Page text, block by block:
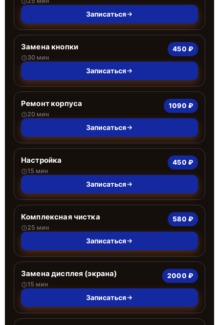
Записаться
Замена кнопки
30 мин
450 ₽
Записаться
Ремонт корпуса
20 мин
1090 ₽
Записаться
Настройка
15 мин
450 ₽
Записаться
Комплексная чистка
25 мин
580 ₽
Записаться
Замена дисплея (экрана)
15 мин
2000 ₽
Записаться